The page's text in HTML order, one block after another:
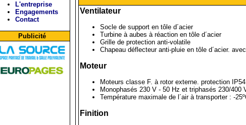
L'entreprise
Engagements
Contact
Publicité
Ventilateur
Socle de support en tôle d´acier
Turbine à aubes à réaction en tôle d´acier
Grille de protection anti-volatile
Chapeau déflecteur anti-pluie en tôle d´acier.
Moteur
Moteurs classe F. à rotor externe. protection IP54
Monophasés 230 V - 50 Hz et triphasés 230/400
Température maximale de l´air à transporter : -
Finition